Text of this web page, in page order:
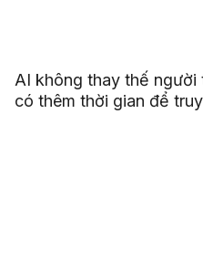
AI không thay thế người
có thêm thời gian để